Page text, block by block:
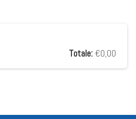
Totale: €0,00